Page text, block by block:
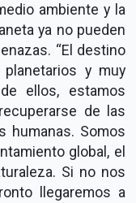
ambiente y la
ya no pueden
“El destino
y muy
ellos, estamos
de las
humanas. Somos
global, el
Si no nos
llegaremos a